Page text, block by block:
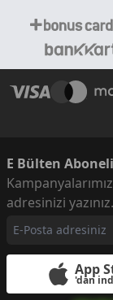
E Bülten
adresinizi yazınız.
App
'dan